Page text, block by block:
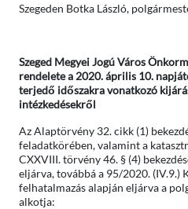
Szegeden Botka László,
Szeged Megyei Jogú Város
rendelete a 2020. április 10.
terjedő időszakra vonatkozó
intézkedésekről
Az Alaptörvény 32. cikk (1)
feladatkörében, valamint a
CXXVIII. törvény 46. § (4)
eljárva, továbbá a 95/2020.
felhatalmazás alapján eljárva a
alkotja: